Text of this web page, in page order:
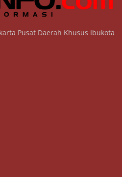
Pusat Daerah Khusus Ibukota